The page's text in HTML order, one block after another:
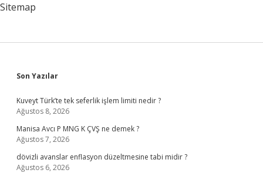
Sitemap
Sidebar
Son Yazılar
Kuveyt Türk’te tek seferlik işlem limiti nedir ?
Ağustos 8, 2026
Manisa Avcı P MNG K ÇVŞ ne demek ?
Ağustos 7, 2026
dövizli avanslar enflasyon düzeltmesine tabi midir ?
Ağustos 6, 2026